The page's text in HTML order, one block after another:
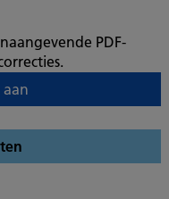
PDF-